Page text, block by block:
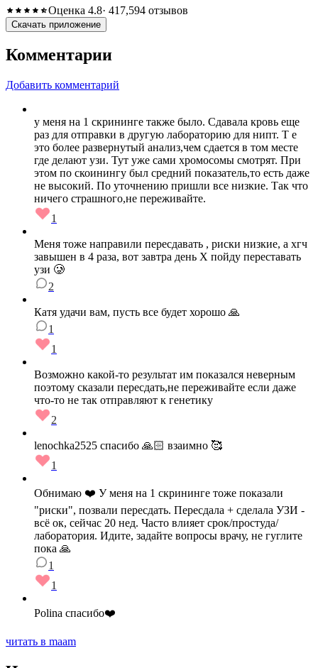
Оценка 4.8· 417,594 отзывов
Скачать приложение
Комментарии
Добавить комментарий
у меня на 1 скрининге также было. Сдавала кровь еще
раз для отправки в другую лабораторию для нипт. Т е
это более развернутый анализ,чем сдается в том месте
где делают узи. Тут уже сами хромосомы смотрят. При
этом по скоинингу был средний показатель,то есть даже
не высокий. По уточнению пришли все низкие. Так что
ничего страшного,не переживайте.
1
Меня тоже направили пересдавать , риски низкие, а хгч
завышен в 4 раза, вот завтра день Х пойду переставать
узи 🥲
2
Катя удачи вам, пусть все будет хорошо 🙏
1
1
Возможно какой-то результат им показался неверным
поэтому сказали пересдать,не переживайте если даже
что-то не так отправляют к генетику
2
lenochka2525 спасибо 🙏🏻 взаимно 🥰
1
Обнимаю ❤️ У меня на 1 скрининге тоже показали
"риски", позвали пересдать. Пересдала + сделала УЗИ -
всё ок, сейчас 20 нед. Часто влияет срок/простуда/
лаборатория. Идите, задайте вопросы врачу, не гуглите
пока 🙏
1
1
Polina спасибо❤️
читать в maam